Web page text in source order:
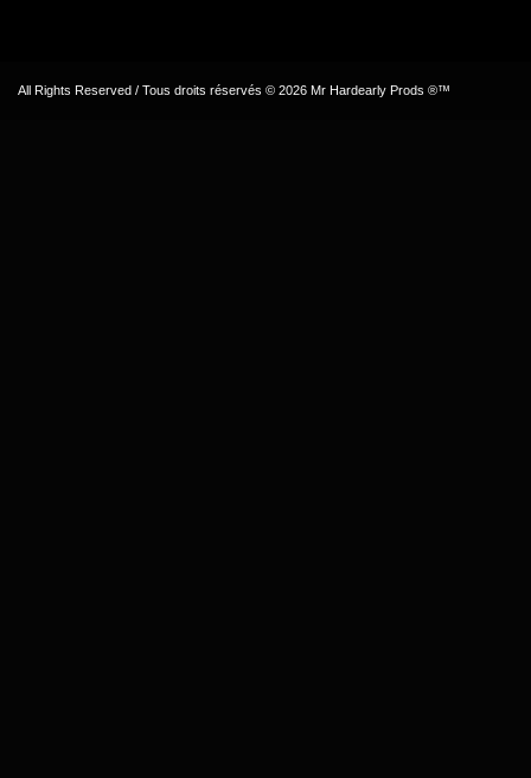
All Rights Reserved / Tous droits réservés © 2026 Mr Hardearly Prods ®™